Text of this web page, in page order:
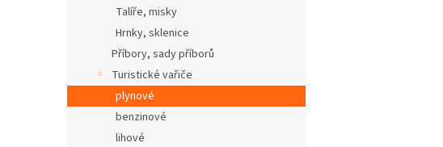
Talíře, misky
Hrnky, sklenice
Příbory, sady příborů
Turistické vařiče
plynové
benzinové
lihové